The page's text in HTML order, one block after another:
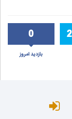
0
بازدید امروز